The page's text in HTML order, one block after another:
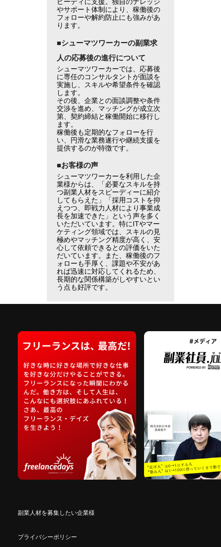
ピーディに支援。独自のナレッジ
やサポート体制により、稼働後の
フォローや解約防止にも強みがあ
ります。
■シューマツワーカーの副業求
人の応募後の進行について
シューマツワーカーでは、応募後
に専任のコンサルタントが面談を
実施し、スキルや希望条件を確認
します。
その後、企業との面談調整や条件
交渉を進め、マッチングが成立次
第、契約締結と稼働開始に移行し
ます。
稼働後も定期的なフォローを行
い、円滑な業務遂行や継続支援を
提供するのが特徴です。
■お客様の声
シューマツワーカーを利用した企
業様からは、「必要なスキルを持
つ副業人材をスピーディーに紹介
してもらえた」「採用コストを抑
えつつ、即戦力人材により事業成
長を加速できた」という声を多く
いただいています。特にITやマー
ケティング領域では、スキルの見
極めやマッチング精度が高く、安
心して依頼できるとの評価をいた
だいています。また、稼働後のフ
ォローも手厚く、課題や不安があ
れば迅速に対応してくれるため、
長期的な関係構築がしやすいとい
う点も好評です。
副業人材を募集したい企業様
プライバシーポリシー